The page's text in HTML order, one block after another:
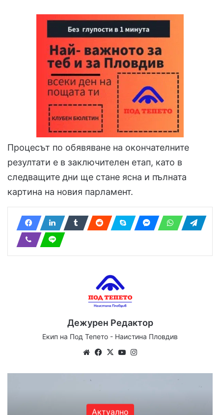
Процесът по обявяване на окончателните
резултати е в заключителен етап, като в
следващите дни ще стане ясна и пълната
картина на новия парламент.
Дежурен Редактор
Екип на Под Тепето - Наистина Пловдив
WebsiteFacebook
X YouTube
Актуално